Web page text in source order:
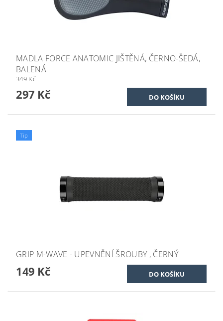
MADLA FORCE ANATOMIC JIŠTĚNÁ, ČERNO-ŠEDÁ,
BALENÁ
349 Kč
297 Kč
Tip
GRIP M-WAVE - UPEVNĚNÍ ŠROUBY , ČERNÝ
149 Kč